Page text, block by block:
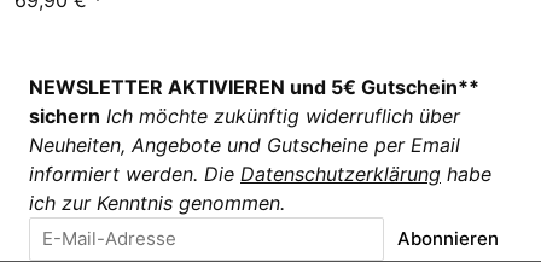
NEWSLETTER AKTIVIEREN und 5€ Gutschein**
sichern Ich möchte zukünftig widerruflich über
Neuheiten, Angebote und Gutscheine per Email
informiert werden. Die Datenschutzerklärung habe
ich zur Kenntnis genommen.
Abonnieren